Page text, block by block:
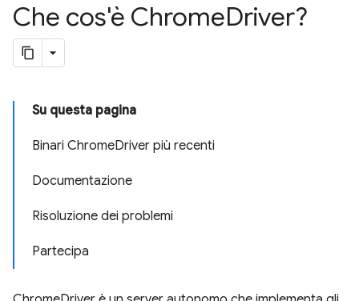
Che cos'è ChromeDriver?
Su questa pagina
Binari ChromeDriver più recenti
Documentazione
Risoluzione dei problemi
Partecipa